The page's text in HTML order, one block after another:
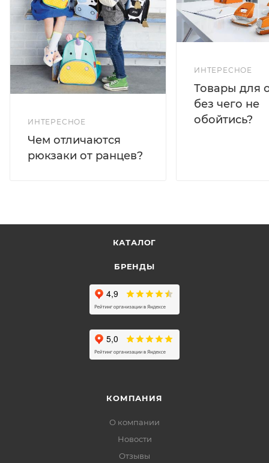
ИНТЕРЕСНОЕ
Чем отличаются
рюкзаки от ранцев?
ИНТЕРЕСНОЕ
Товары для
без чего не
обойтись?
КАТАЛОГ
БРЕНДЫ
КОМПАНИЯ
О компании
Новости
Отзывы